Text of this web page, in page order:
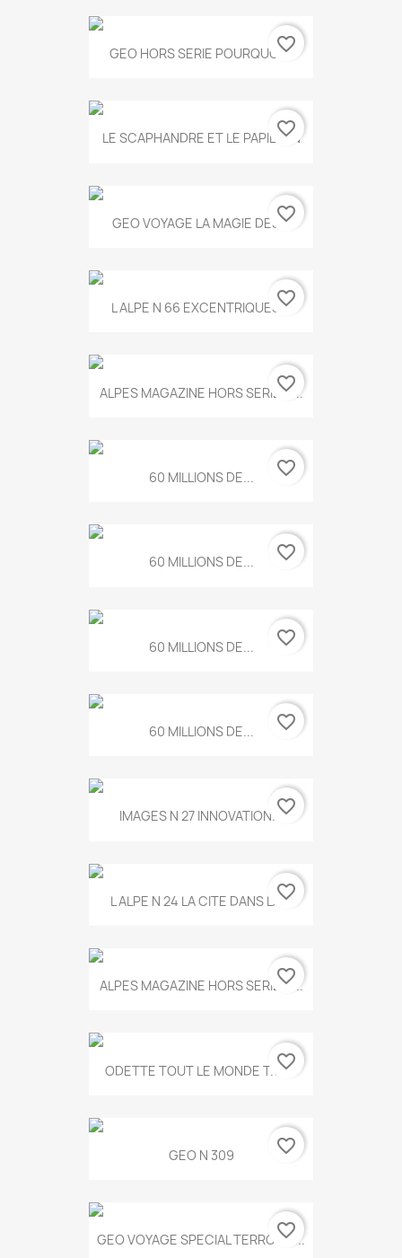
GEO HORS SERIE POURQUOI...
favorite_border
LE SCAPHANDRE ET LE PAPILLON
favorite_border
GEO VOYAGE LA MAGIE DES...
favorite_border
L ALPE N 66 EXCENTRIQUES...
favorite_border
ALPES MAGAZINE HORS SERIE N...
favorite_border
60 MILLIONS DE... favorite_border
60 MILLIONS DE... favorite_border
60 MILLIONS DE... favorite_border
60 MILLIONS DE... favorite_border
IMAGES N 27 INNOVATION...favorite_border
L ALPE N 24 LA CITE DANS LA...
favorite_border
ALPES MAGAZINE HORS SERIE N...
favorite_border
ODETTE TOUT LE MONDE T.546
favorite_border
GEO N 309 favorite_border
GEO VOYAGE SPECIAL TERROIRS...
favorite_border